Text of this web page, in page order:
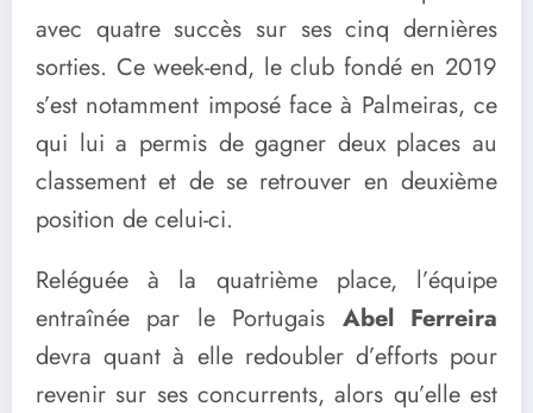
avec quatre succès sur ses cinq dernières
sorties. Ce week-end, le club fondé en 2019
s’est notamment imposé face à Palmeiras, ce
qui lui a permis de gagner deux places au
classement et de se retrouver en deuxième
position de celui-ci.
Reléguée à la quatrième place, l’équipe
entraînée par le Portugais Abel Ferreira
devra quant à elle redoubler d’efforts pour
revenir sur ses concurrents, alors qu’elle est